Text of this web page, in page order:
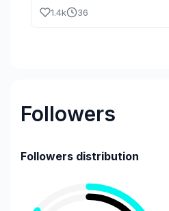
#viral #potonganharga
1.4k 36
Followers
Followers distribution